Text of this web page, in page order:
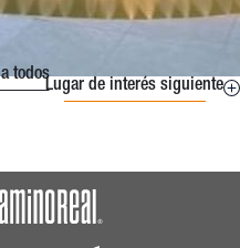
todos
Lugar de interés siguiente